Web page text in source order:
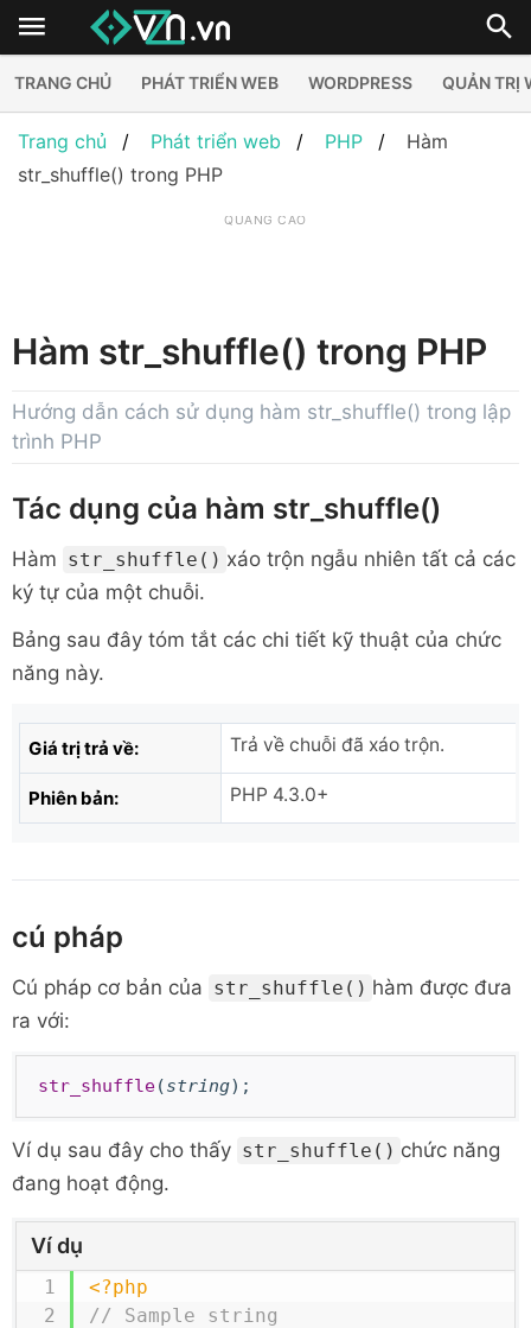
TRANG CHỦ PHÁT TRIỂN WEB WORDPRESS QUẢN TRỊ
Trang chủ Phát triển web PHP
Hàm
str_shuffle() trong PHP
QUẢNG CÁO
Hàm str_shuffle() trong PHP
Hướng dẫn cách sử dụng hàm str_shuffle() trong lập
trình PHP
Tác dụng của hàm str_shuffle()
Hàm str_shuffle() xáo trộn ngẫu nhiên tất cả các
ký tự của một chuỗi.
Bảng sau đây tóm tắt các chi tiết kỹ thuật của chức
năng này.
Giá trị trả về: Trả về chuỗi đã xáo trộn.
Phiên bản: PHP 4.3.0+
cú pháp
Cú pháp cơ bản của str_shuffle() hàm được đưa
ra với:
str_shuffle(string);
Ví dụ sau đây cho thấy str_shuffle() chức năng
đang hoạt động.
Ví dụ
<?php
// Sample string